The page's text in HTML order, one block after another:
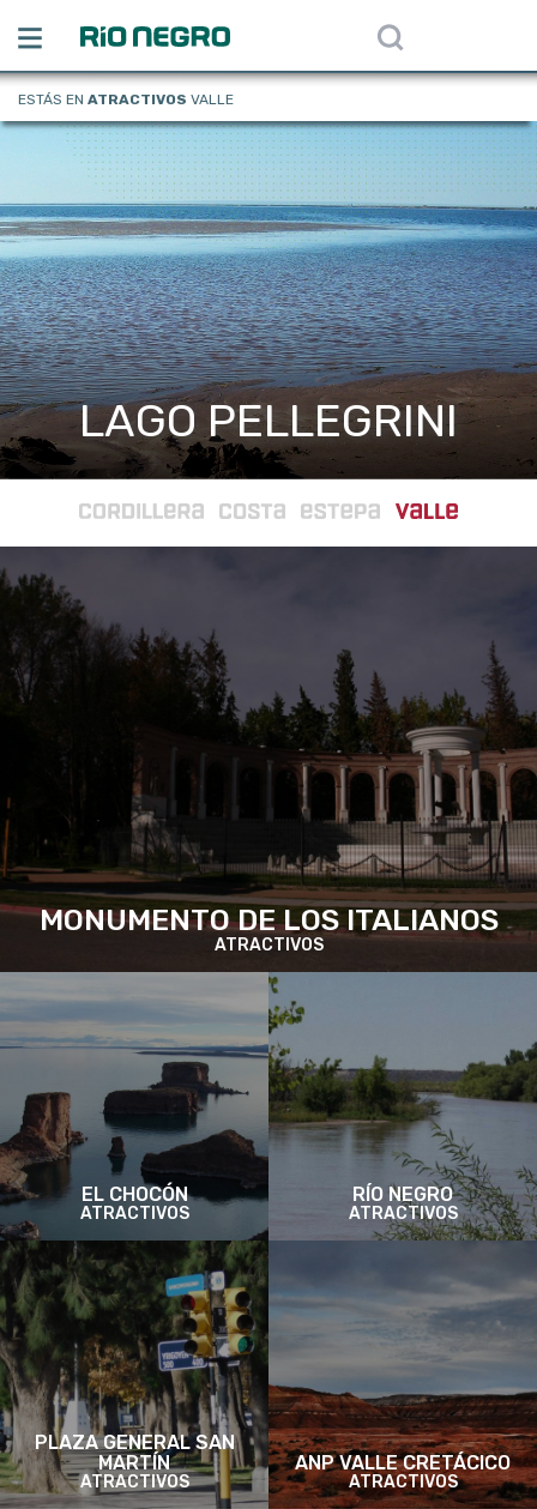
ESTÁS EN ATRACTIVOS VALLE
LAGO PELLEGRINI
MONUMENTO DE LOS ITALIANOS
ATRACTIVOS
EL CHOCÓN
ATRACTIVOS
RÍO NEGRO
ATRACTIVOS
PLAZA GENERAL SAN
MARTÍN
ATRACTIVOS
ANP VALLE CRETÁCICO
ATRACTIVOS